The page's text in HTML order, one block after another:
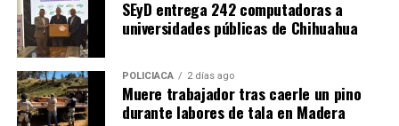
SEyD entrega 242 computadoras a
universidades públicas de Chihuahua
POLICIACA 2 días ago
Muere trabajador tras caerle un pino
durante labores de tala en Madera